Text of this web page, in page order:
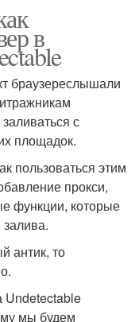
в
браузереслышали
с
площадок.
пользоваться этим
прокси,
функции, которые
антик, то
Undetectable
мы будем